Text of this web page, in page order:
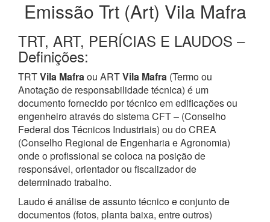
Emissão Trt (Art) Vila Mafra
TRT, ART, PERÍCIAS E LAUDOS –
Definições:
TRTVila Mafraou ARTVila Mafra (Termo ou
Anotação de responsabilidade técnica) é um
documento fornecido por técnico em edificações ou
engenheiro através do sistema CFT – (Conselho
Federal dos Técnicos Industriais) ou do CREA
(Conselho Regional de Engenharia e Agronomia)
onde o profissional se coloca na posição de
responsável, orientador ou fiscalizador de
determinado trabalho.
Laudo é análise de assunto técnico e conjunto de
documentos (fotos, planta baixa, entre outros)